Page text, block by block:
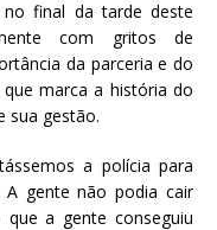
final da tarde deste
com gritos de
da parceria e do
marca a história do
sua gestão.
a polícia para
gente não podia cair
que a gente conseguiu